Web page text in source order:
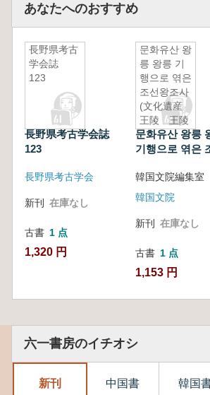
あなたへのおすすめ
長野県考古
学会誌
123
長野県考古学会誌
123
長野県考古学会
新刊 在庫なし
古書 1 点
1,320 円
문화유산 왕
릉 왕릉 기
행으로 엮은
조선왕조사
(文化遺産
王陵 王陵
紀行で編む
朝鮮王朝
문화유산 왕릉 왕릉
기행으로 엮은
陵 王陵紀行で
朝鮮王朝史)
韓国文院編集
韓国文院
新刊 在庫なし
古書 1 点
1,153 円
六一書房のイチオシ
新刊 中国書 韓国